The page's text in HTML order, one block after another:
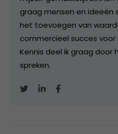
graag mensen en ideeën
het toevoegen van
commercieel succes
Kennis deel ik graag door
spreken.